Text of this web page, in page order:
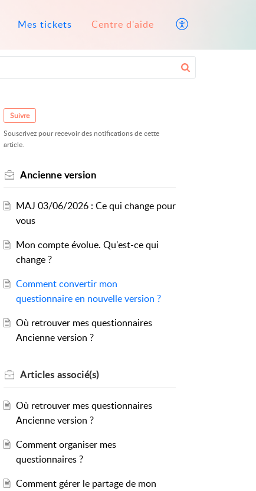
Mes tickets Centre d'aide
Suivre
Souscrivez pour recevoir des notifications de cette
article.
Ancienne version
MAJ 03/06/2026 : Ce qui change pour
vous
Mon compte évolue. Qu'est-ce qui
change ?
Comment convertir mon
questionnaire en nouvelle version ?
Où retrouver mes questionnaires
Ancienne version ?
Articles associé(s)
Où retrouver mes questionnaires
Ancienne version ?
Comment organiser mes
questionnaires ?
Comment gérer le partage de mon